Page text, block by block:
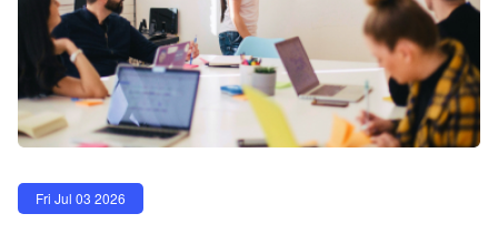
Fri Jul 03 2026